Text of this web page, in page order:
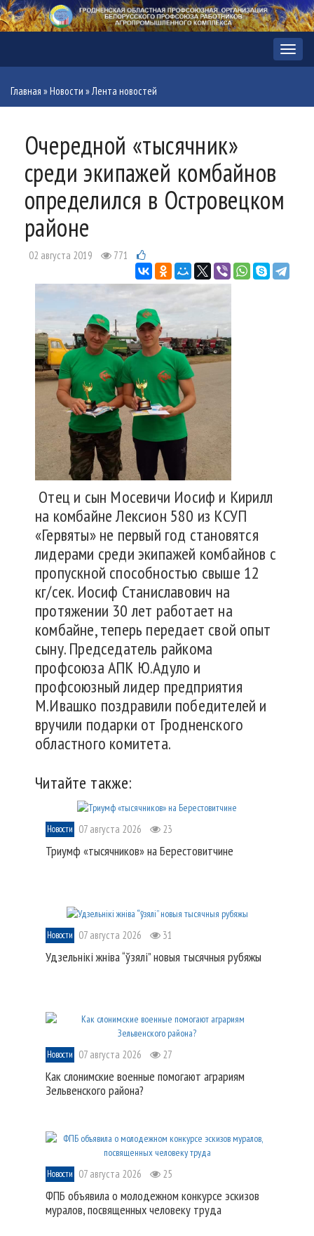
Меню
Главная »Новости »Лента новостей
Очередной «тысячник»
среди экипажей комбайнов
определился в Островецком
районе
02 августа 2019 771
Отец и сын Мосевичи Иосиф и Кирилл
на комбайне Лексион 580 из КСУП
«Гервяты» не первый год становятся
лидерами среди экипажей комбайнов с
пропускной способностью свыше 12
кг/сек. Иосиф Станиславович на
протяжении 30 лет работает на
комбайне, теперь передает свой опыт
сыну. Председатель райкома
профсоюза АПК Ю.Адуло и
профсоюзный лидер предприятия
М.Ивашко поздравили победителей и
вручили подарки от Гродненского
областного комитета.
Читайте также:
Новости 07 августа 2026 23
Триумф «тысячников» на Берестовитчине
Новости 07 августа 2026 31
Удзельнікі жніва “ўзялі” новыя тысячныя рубяжы
Новости 07 августа 2026 27
Как слонимские военные помогают аграриям
Зельвенского района?
Новости 07 августа 2026 25
ФПБ объявила о молодежном конкурсе эскизов
муралов, посвященных человеку труда